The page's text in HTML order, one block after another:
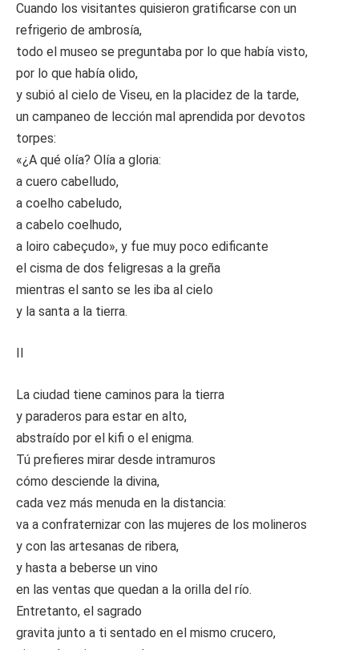
Cuando los visitantes quisieron gratificarse con un
refrigerio de ambrosía,
todo el museo se preguntaba por lo que había visto,
por lo que había olido,
y subió al cielo de Viseu, en la placidez de la tarde,
un campaneo de lección mal aprendida por devotos
torpes:
«¿A qué olía? Olía a gloria:
a cuero cabelludo,
a coelho cabeludo,
a cabelo coelhudo,
a loiro cabeçudo», y fue muy poco edificante
el cisma de dos feligresas a la greña
mientras el santo se les iba al cielo
y la santa a la tierra.
II
La ciudad tiene caminos para la tierra
y paraderos para estar en alto,
abstraído por el kifi o el enigma.
Tú prefieres mirar desde intramuros
cómo desciende la divina,
cada vez más menuda en la distancia:
va a confraternizar con las mujeres de los molineros
y con las artesanas de ribera,
y hasta a beberse un vino
en las ventas que quedan a la orilla del río.
Entretanto, el sagrado
gravita junto a ti sentado en el mismo crucero,